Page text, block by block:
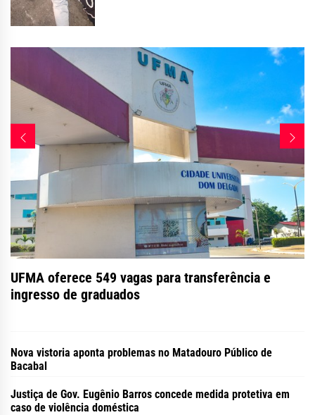
UFMA oferece 549 vagas para transferência e
ingresso de graduados
Ex-presidiário é perseguido e executado a tiros em
Imperatriz
Megaoperação apreende 80 motocicletas com
irregularidades em São Luís
Nova vistoria aponta problemas no Matadouro Público de
Bacabal
Justiça de Gov. Eugênio Barros concede medida protetiva em
caso de violência doméstica